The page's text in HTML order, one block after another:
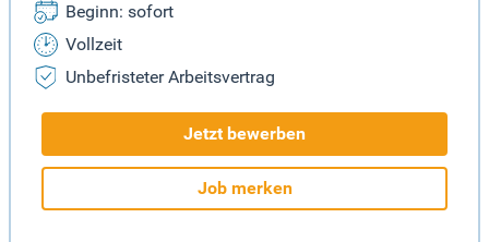
Beginn: sofort
Vollzeit
Unbefristeter Arbeitsvertrag
Jetzt bewerben
Job merken